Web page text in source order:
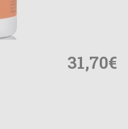
31,70€